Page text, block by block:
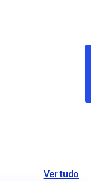
Ver tudo